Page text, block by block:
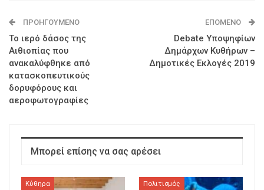
ΠΡΟΗΓΟΎΜΕΝΟ
Το ιερό δάσος της
Αιθιοπίας που
ανακαλύφθηκε από
κατασκοπευτικούς
δορυφόρους και
αεροφωτογραφίες
ΕΠΌΜΕΝΟ
Debate Υποψηφίων
Δημάρχων Κυθήρων –
Δημοτικές Εκλογές 2019
Μπορεί επίσης να σας αρέσει
Κύθηρα Πολιτισμός